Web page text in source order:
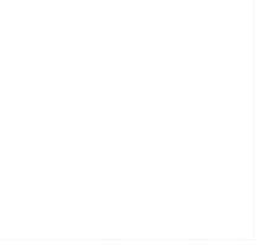
5 z 5 hvězdiček.